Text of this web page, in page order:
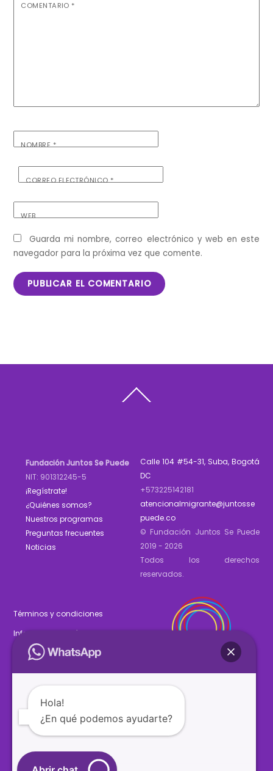
COMENTARIO *
NOMBRE*
CORREO ELECTRÓNICO*
WEB
Guarda mi nombre, correo electrónico y web en este
navegador para la próxima vez que comente.
To
Fundación Juntos Se Puede
NIT: 901312245-5
¡Regístrate!
¿Quiénes somos?
Nuestros programas
Preguntas frecuentes
Noticias
Calle 104 #54-31, Suba, Bogotá
DC
+573225142181
atencionalmigrante@juntosse
puede.co
© Fundación Juntos Se Puede
2019 - 2026
Todos los derechos
reservados.
Términos y condiciones
Informe de gestión 2025
Estados financieros 2025
SÍGUENOS
Hola!
¿En qué podemos ayudarte?